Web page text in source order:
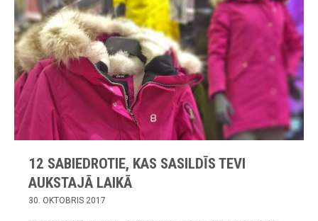
12 SABIEDROTIE, KAS SASILDĪS TEVI
AUKSTAJĀ LAIKĀ
30. OKTOBRIS 2017